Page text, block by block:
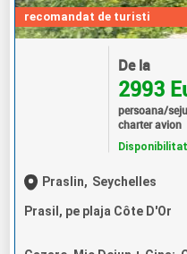
recomandat de turisti
De la
2993
persoana/
charter avion
Praslin, Seychelles
Prasil, pe plaja Côte D'Or